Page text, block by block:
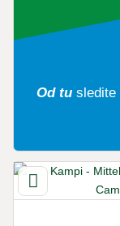
Od tusledite